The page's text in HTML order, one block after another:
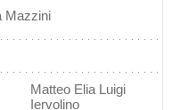
Mazzini
Matteo Elia Luigi
Iervolino